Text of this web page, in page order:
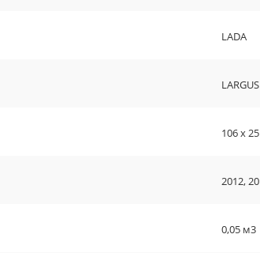
LADA
LARGUS
106 х
2012,
0,05 м3